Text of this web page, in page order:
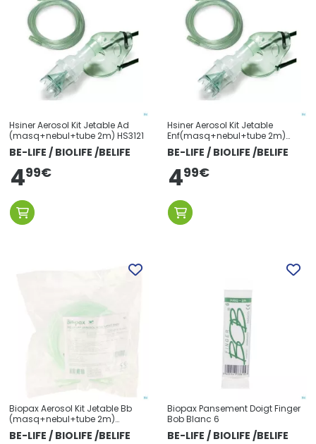
Hsiner Aerosol Kit Jetable Ad
(masq+nebul+tube 2m) HS3121
BE-LIFE / BIOLIFE /BELIFE
499€
Hsiner Aerosol Kit Jetable
Enf(masq+nebul+tube 2m)
HS3122
BE-LIFE / BIOLIFE /BELIFE
499€
Biopax Aerosol Kit Jetable Bb
(masq+nebul+tube 2m)
HS50180
BE-LIFE / BIOLIFE /BELIFE
Biopax Pansement Doigt Finger
Bob Blanc 6
BE-LIFE / BIOLIFE /BELIFE